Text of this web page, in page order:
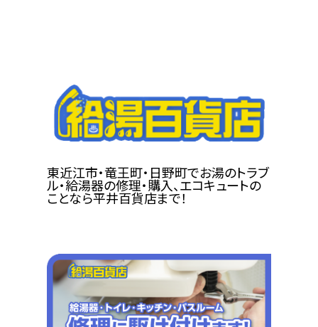
東近江市・竜王町・日野町でお湯のトラブ
ル・給湯器の修理・購入、エコキュートの
ことなら平井百貨店まで！